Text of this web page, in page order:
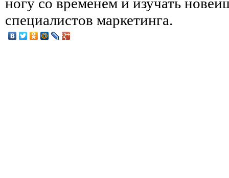
специалистов маркетинга.